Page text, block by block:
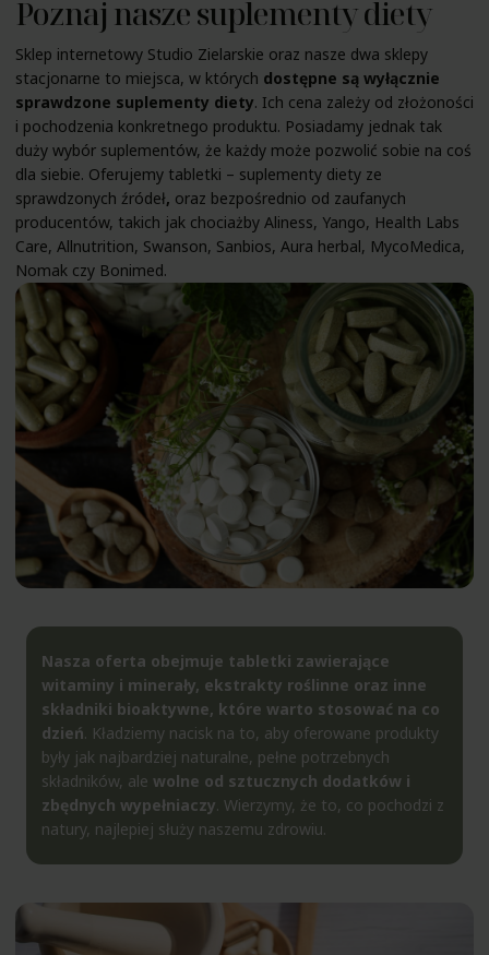
Poznaj nasze suplementy diety
Sklep internetowy Studio Zielarskie oraz nasze dwa sklepy
stacjonarne to miejsca, w których dostępne są wyłącznie
sprawdzone suplementy diety. Ich cena zależy od złożoności
i pochodzenia konkretnego produktu. Posiadamy jednak tak
duży wybór suplementów, że każdy może pozwolić sobie na coś
dla siebie. Oferujemy tabletki – suplementy diety ze
sprawdzonych źródeł, oraz bezpośrednio od zaufanych
producentów, takich jak chociażby Aliness, Yango, Health Labs
Care, Allnutrition, Swanson, Sanbios, Aura herbal, MycoMedica,
Nomak czy Bonimed.
Nasza oferta obejmuje tabletki zawierające
witaminy i minerały, ekstrakty roślinne oraz inne
składniki bioaktywne, które warto stosować na co
dzień. Kładziemy nacisk na to, aby oferowane produkty
były jak najbardziej naturalne, pełne potrzebnych
składników, ale wolne od sztucznych dodatków i
zbędnych wypełniaczy. Wierzymy, że to, co pochodzi z
natury, najlepiej służy naszemu zdrowiu.